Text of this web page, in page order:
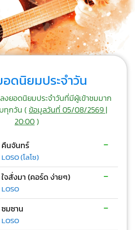
ดนิยมประจำวัน
ยอดนิยมประจำวันที่มีผู้เข้าชมมาก
ทุกวัน (ข้อมูลวันที่ 05/08/2569 |
20:00)
คืนจันทร์
LOSO (โลโซ)
-
ใจสั่งมา (คอร์ด ง่ายๆ)
LOSO
-
ซมซาน
LOSO
-